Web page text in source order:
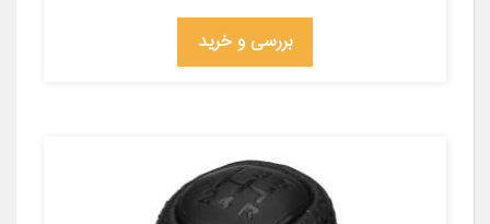
بررسی و خرید